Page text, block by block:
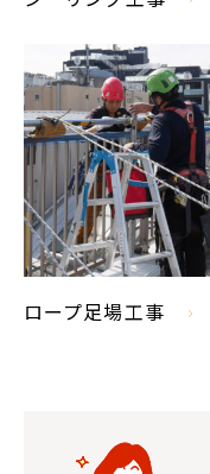
ロープ足場工事